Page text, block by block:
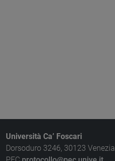
Università Ca’ Foscari
Dorsoduro 3246, 30123 Venezia